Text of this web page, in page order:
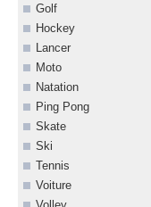
Golf
Hockey
Lancer
Moto
Natation
Ping Pong
Skate
Ski
Tennis
Voiture